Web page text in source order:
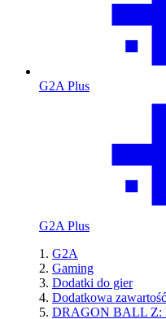
G2A Plus
G2A Plus
G2A
Gaming
Dodatki do gier
Dodatkowa zawartość
DRAGON BALL